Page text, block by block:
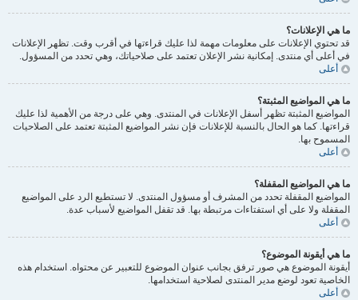
ما هي الإعلانات؟
قد تحتوي الإعلانات على معلومات مهمة لذا عليك قراءتها في أقرب وقت. تظهر الإعلانات
في أعلى أي منتدى. إمكانية نشر الإعلان تعتمد على صلاحياتك، وهي تحدد من المسؤول.
أعلى
ما هي المواضيع المثبتة؟
المواضيع المثبتة تظهر أسفل الإعلانات في المنتدى. وهي على درجة من الأهمية لذا عليك
قراءتها. كما هو الحال بالنسبة للإعلانات فإن نشر المواضيع المثبتة تعتمد على الصلاحيات
المسموح بها.
أعلى
ما هي المواضيع المقفلة؟
المواضيع المقفلة تحدد من المشرف أو مسؤول المنتدى. لا تستطيع الرد على المواضيع
المقفلة ولا على أي استفتاءات مرتبطة بها. قد تقفل المواضيع لأسباب عدة.
أعلى
ما هي أيقونة الموضوع؟
أيقونة الموضوع هي صور ترفق بجانب عنوان الموضوع للتعبير عن محتواه. استخدام هذه
الخاصية تعود لوضع مدير المنتدى لصلاحية استخدامها.
أعلى